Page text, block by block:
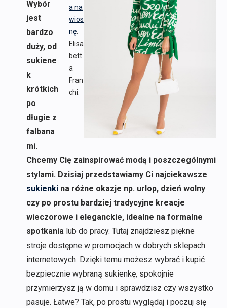
a na
wios
nę
Elisa
bett
a
Fran
chi.
Wybór
jest
bardzo
duży, od
sukiene
k
krótkich
po
długie z
falbana
mi.
Chcemy Cię zainspirować modą i poszczególnymi
stylami. Dzisiaj przedstawiamy Ci najciekawsze
sukienkina różne okazje np. urlop, dzień wolny
czy po prostu bardziej tradycyjne kreacje
wieczorowe i eleganckie, idealne na formalne
spotkania lub do pracy. Tutaj znajdziesz piękne
stroje dostępne w promocjach w dobrych sklepach
internetowych. Dzięki temu możesz wybrać i kupić
bezpiecznie wybraną sukienkę, spokojnie
przymierzysz ją w domu i sprawdzisz czy wszystko
pasuje. Łatwe? Tak, po prostu wyglądaj i poczuj się